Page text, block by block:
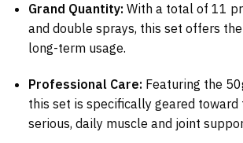
Grand Quantity: With a total of 11
and double sprays, this set offers
long-term usage.
Professional Care: Featuring the
this set is specifically geared toward
serious, daily muscle and joint